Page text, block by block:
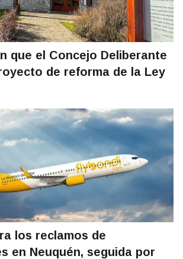
que el Concejo Deliberante
de reforma de la Ley
los reclamos de
en Neuquén, seguida por